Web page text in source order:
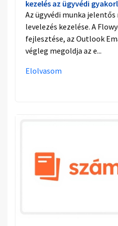
kezelés az ügyvédi
Az ügyvédi munka
levelezés kezelése. A
fejlesztése, az Outlook
végleg megoldja az e...
Elolvasom